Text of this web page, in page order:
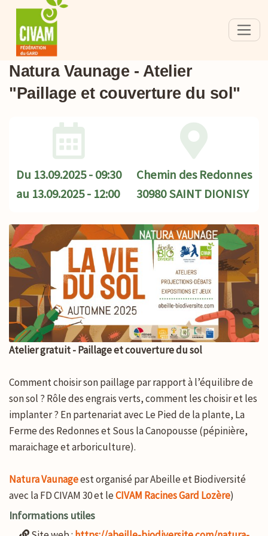
Natura Vaunage - Atelier
"Paillage et couverture du sol"
Du 13.09.2025 - 09:30
au 13.09.2025 - 12:00
Chemin des Redonnes
30980 SAINT DIONISY
Atelier gratuit - Paillage et couverture du sol
Comment choisir son paillage par rapport à l’équilibre de
son sol ? Rôle des engrais verts, comment les choisir et les
implanter ? En partenariat avec Le Pied de la plante, La
Ferme des Redonnes et Sous la Canopousse (pépinière,
maraichage et arboriculture).
Natura Vaunageest organisé par Abeille et Biodiversité
avec la FD CIVAM 30 et leCIVAM Racines Gard Lozère)
Informations utiles